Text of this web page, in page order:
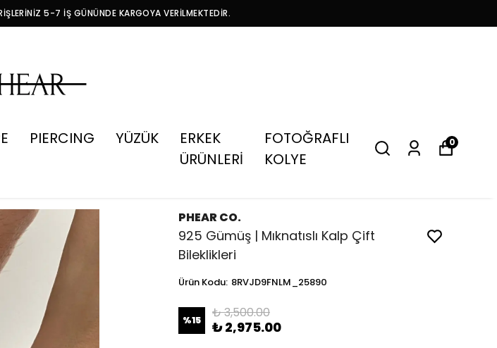
5-7 İŞ GÜNÜNDE KARGOYA VERİLMEKTEDİR.
PIERCING YÜZÜK
ERKEK
ÜRÜNLERİ
FOTOĞRAFLI
KOLYE
0
PHEAR CO.
925 Gümüş | Mıknatıslı Kalp Çift
Bileklikleri
Ürün Kodu: 8RVJD9FNLM_25890
%15 ₺ 3,500.00
₺ 2,975.00